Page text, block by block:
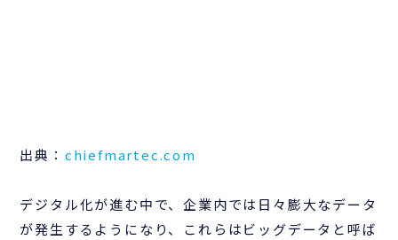
出典： chiefmartec.com
デジタル化が進む中で、企業内では日々膨大なデータ
が発生するようになり、これらはビッグデータと呼ば